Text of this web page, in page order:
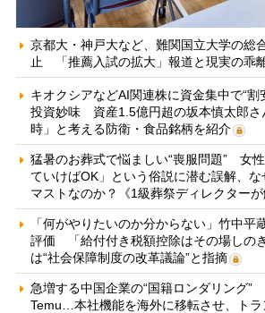
京都大・神戸大など、難関国立大学の総
止 「推薦入試の拡大」報道と現実の乖
キオクシアなどAI関連株に資金集中で“割
投資妙味 資産1.5億円超の坂本慎太郎さ
時」と考える防衛・食品銘柄を紹介
猛暑のお葬式で悩ましい“喪服問題” 女
ていけばOK」という俗説に潜む誤解、
マストなのか？《1級葬祭ディレクターが
「何がやりたいのか分からない」竹中平
評価 「給付付き税額控除はその場しの
は“社会保障制度の改革議論”と指摘
急増する中国企業の“国籍ロンダリング”
Temu…本社機能を海外に移転させ、トラ